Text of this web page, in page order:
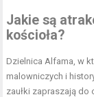
Jakie są
kościoła?
Dzielnica Alfama, w
malowniczych i
zaułki zapraszają do